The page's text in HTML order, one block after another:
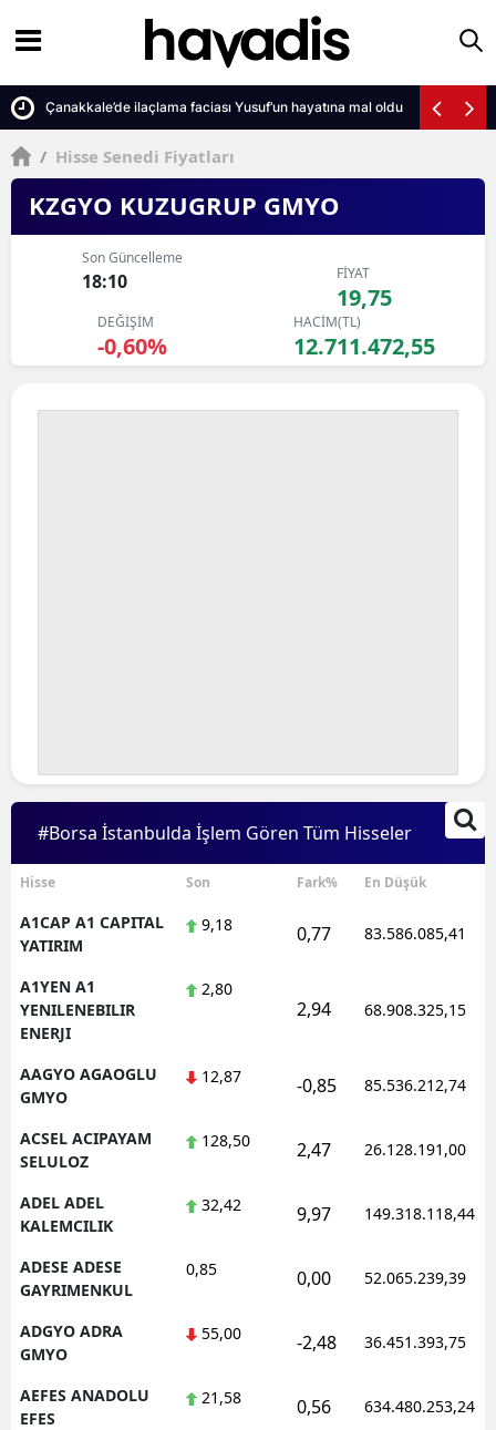
Çanakkale’de ilaçlama faciası Yusuf’un hayatına mal oldu
/ Hisse Senedi Fiyatları
KZGYO KUZUGRUP GMYO
Son Güncelleme
18:10 FİYAT
19,75
DEĞİŞİM
-0,60%
HACİM(TL)
12.711.472,55
#Borsa İstanbulda İşlem Gören Tüm Hisseler
Hisse Son Fark% En Düşük
A1CAP A1 CAPITAL
YATIRIM
9,18 0,77 83.586.085,41
A1YEN A1
YENILENEBILIR
ENERJI
2,80
2,94 68.908.325,15
AAGYO AGAOGLU
GMYO
12,87 -0,85 85.536.212,74
ACSEL ACIPAYAM
SELULOZ
128,50 2,47 26.128.191,00
ADEL ADEL
KALEMCILIK
32,42 9,97 149.318.118,44
ADESE ADESE
GAYRIMENKUL
0,85 0,00 52.065.239,39
ADGYO ADRA
GMYO
55,00 -2,48 36.451.393,75
AEFES ANADOLU
EFES
21,58 0,56 634.480.253,24